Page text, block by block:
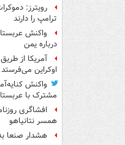
رویترز:
ترامپ را دارند
واکنش
درباره یمن
آمریکا از
اوکراین می‌فرستد
واکنش
مشترک با
افشاگری
همسر نتانیاهو
هشدار صنعا